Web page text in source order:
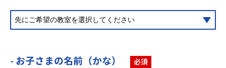
- お子さまの名前（かな） 必須